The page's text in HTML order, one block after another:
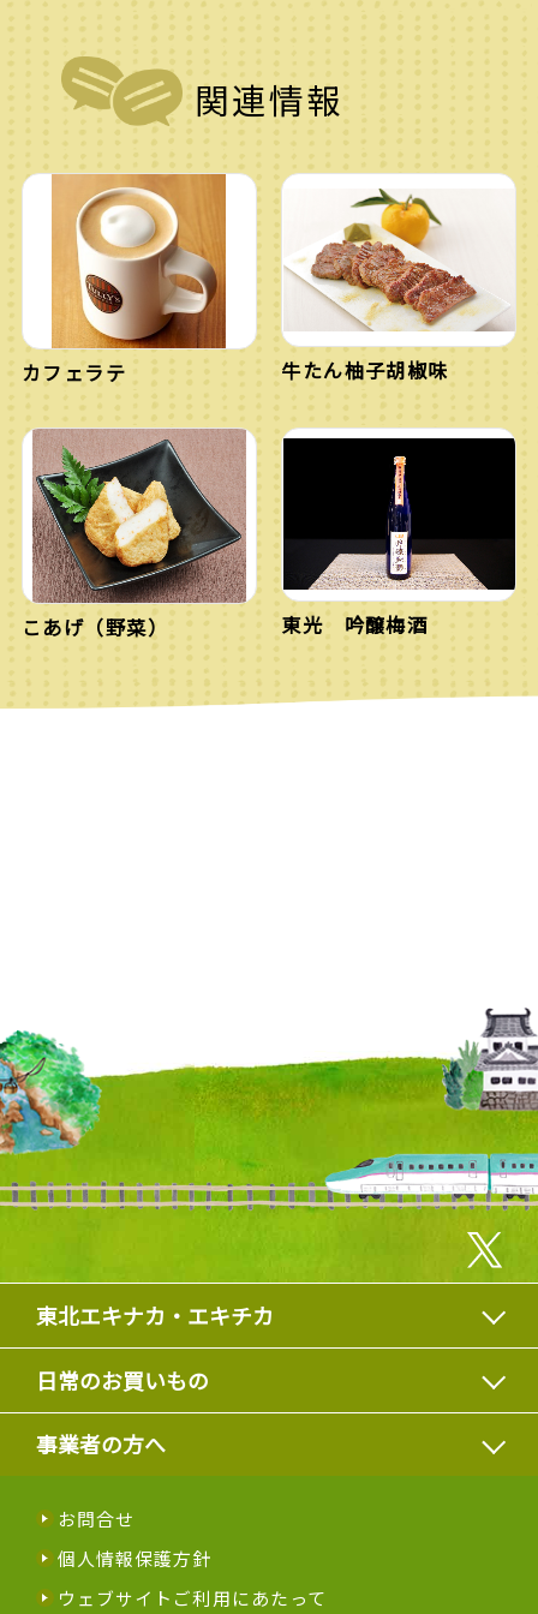
関連情報
カフェラテ 牛たん柚子胡椒味
こあげ（野菜） 東光 吟醸梅酒
東北エキナカ・エキチカ
日常のお買いもの
事業者の方へ
お問合せ
個人情報保護方針
ウェブサイトご利用にあたって